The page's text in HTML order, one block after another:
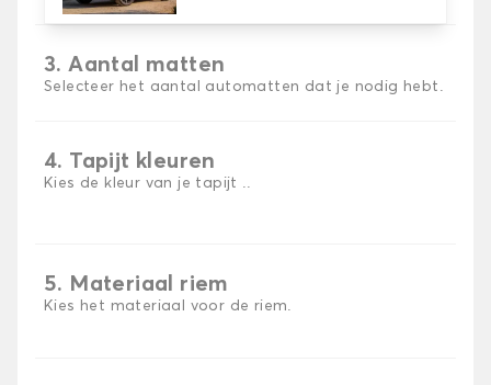
3. Aantal matten
Selecteer het aantal automatten dat je nodig hebt.
4. Tapijt kleuren
Kies de kleur van je tapijt ..
5. Materiaal riem
Kies het materiaal voor de riem.